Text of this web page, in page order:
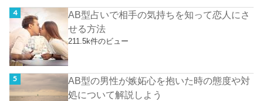
AB型占いで相手の気持ちを知って恋人にさ
せる方法
211.5k件のビュー
AB型の男性が嫉妬心を抱いた時の態度や対
処について解説しよう